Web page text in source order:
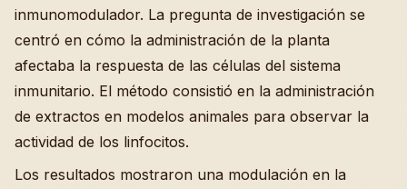
inmunomodulador. La pregunta de investigación se
centró en cómo la administración de la planta
afectaba la respuesta de las células del sistema
inmunitario. El método consistió en la administración
de extractos en modelos animales para observar la
actividad de los linfocitos.
Los resultados mostraron una modulación en la